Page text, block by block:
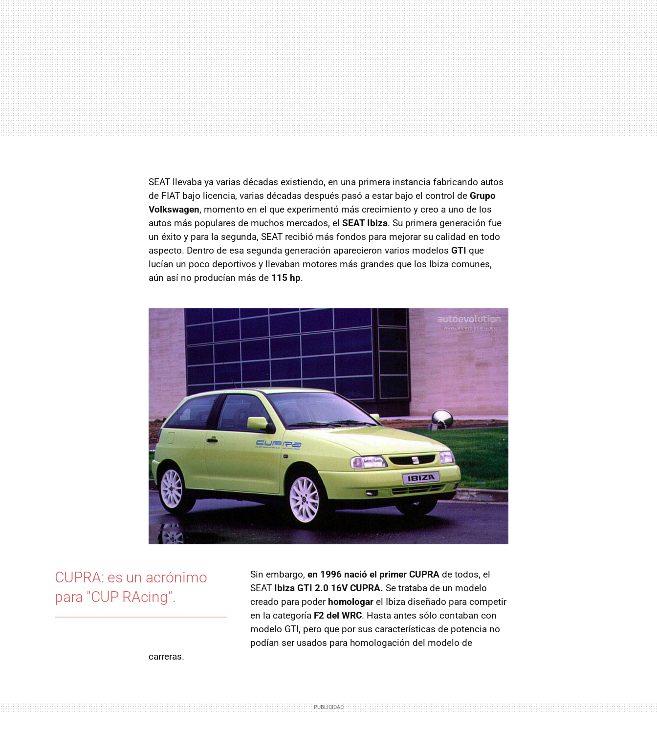
SEAT llevaba ya varias décadas existiendo, en una primera instancia fabricando autos
de FIAT bajo licencia, varias décadas después pasó a estar bajo el control de Grupo
Volkswagen, momento en el que experimentó más crecimiento y creo a uno de los
autos más populares de muchos mercados, el SEAT Ibiza. Su primera generación fue
un éxito y para la segunda, SEAT recibió más fondos para mejorar su calidad en todo
aspecto. Dentro de esa segunda generación aparecieron varios modelos GTI que
lucían un poco deportivos y llevaban motores más grandes que los Ibiza comunes,
aún así no producían más de 115 hp.
CUPRA: es un acrónimo
para "CUP RAcing".
Sin embargo, en 1996 nació el primer CUPRA de todos, el
SEAT Ibiza GTI 2.0 16V CUPRA. Se trataba de un modelo
creado para poder homologar el Ibiza diseñado para competir
en la categoría F2 del WRC. Hasta antes sólo contaban con
modelo GTI, pero que por sus características de potencia no
podían ser usados para homologación del modelo de
carreras.